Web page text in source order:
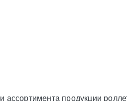
продукции